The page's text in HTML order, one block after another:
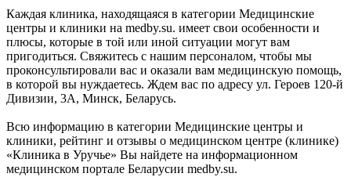
Каждая клиника, находящаяся в категории Медицинские
центры и клиники на medby.su. имеет свои особенности и
плюсы, которые в той или иной ситуации могут вам
пригодиться. Свяжитесь с нашим персоналом, чтобы мы
проконсультировали вас и оказали вам медицинскую помощь,
в которой вы нуждаетесь. Ждем вас по адресу ул. Героев 120-й
Дивизии, 3А, Минск, Беларусь.
Всю информацию в категории Медицинские центры и
клиники, рейтинг и отзывы о медицинском центре (клинике)
«Клиника в Уручье» Вы найдете на информационном
медицинском портале Беларусии medby.su.